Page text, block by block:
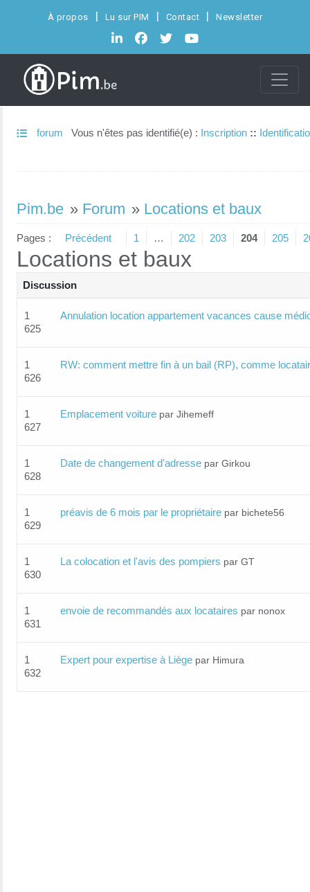
À propos Lu sur PIM Contact Newsletter
forum Vous n'êtes pas identifié(e) : Inscription ::
Pim.be » Forum » Locations et baux
Pages : Précédent 1 … 202 203 204 205
Locations et baux
Discussion
1
625
Annulation location appartement vacances cause
1
626
RW: comment mettre fin à un bail (RP), comme
1
627
Emplacement voiture par Jihemeff
1
628
Date de changement d'adresse par Girkou
1
629
préavis de 6 mois par le propriétaire par bichete56
1
630
La colocation et l'avis des pompiers par GT
1
631
envoie de recommandés aux locataires par nonox
1
632
Expert pour expertise à Liège par Himura